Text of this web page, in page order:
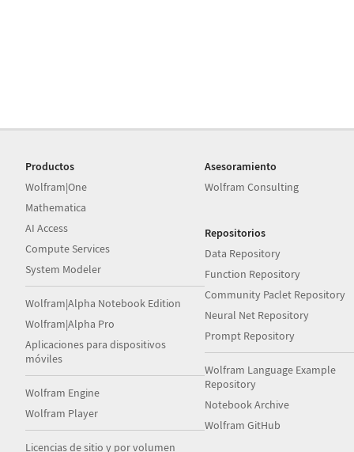
Productos
Wolfram|One
Mathematica
AI Access
Compute Services
System Modeler
Wolfram|Alpha Notebook Edition
Wolfram|Alpha Pro
Aplicaciones para dispositivos
móviles
Wolfram Engine
Wolfram Player
Licencias de sitio y por volumen
Asesoramiento
Wolfram Consulting
Repositorios
Data Repository
Function Repository
Community Paclet Repository
Neural Net Repository
Prompt Repository
Wolfram Language Example
Repository
Notebook Archive
Wolfram GitHub